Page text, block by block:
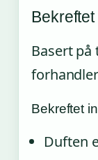
Basert
Bekreftet
Duften